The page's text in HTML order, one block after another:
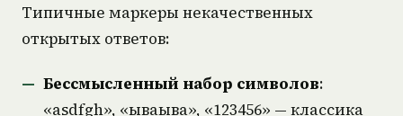
Типичные маркеры некачественных
открытых ответов:
Бессмысленный набор символов:
«asdfgh», «ываыва», «123456» — классика